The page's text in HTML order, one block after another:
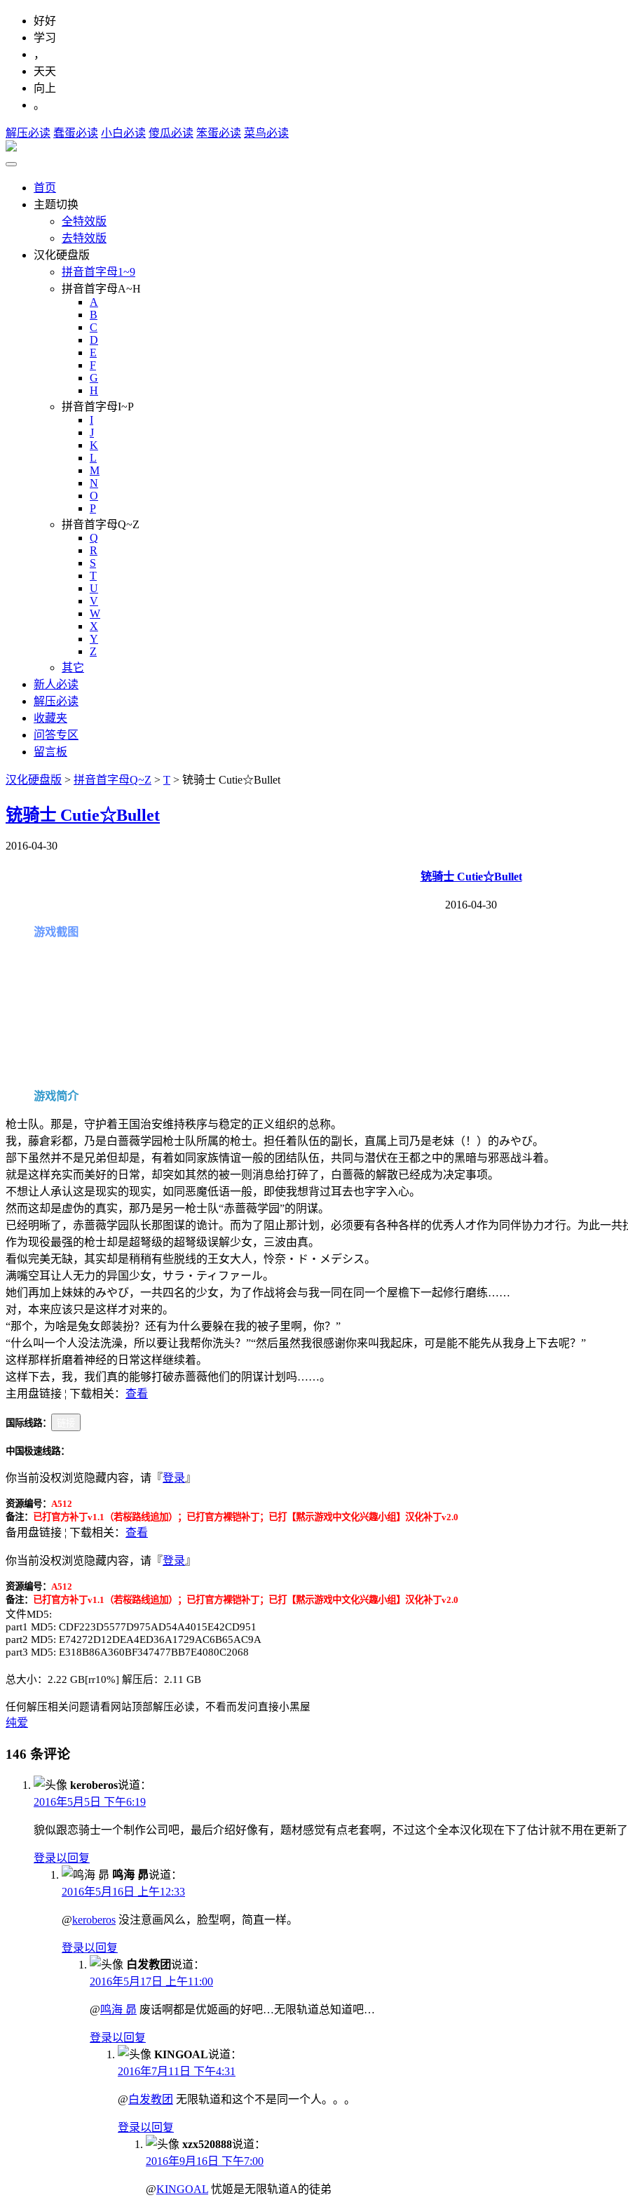
好好
学习
，
天天
向上
。
解压必读 蠢蛋必读 小白必读 傻瓜必读 笨蛋必读 菜鸟必读
首页
主题切换
全特效版
去特效版
汉化硬盘版
拼音首字母1~9
拼音首字母A~H
A
B
C
D
E
F
G
H
拼音首字母I~P
I
J
K
L
M
N
O
P
拼音首字母Q~Z
Q
R
S
T
U
V
W
X
Y
Z
其它
新人必读
解压必读
收藏夹
问答专区
留言板
汉化硬盘版 > 拼音首字母Q~Z > T > 铳骑士 Cutie☆Bullet
铳骑士 Cutie☆Bullet
2016-04-30
铳骑士 Cutie☆Bullet
2016-04-30
游戏截图
游戏简介
枪士队。那是，守护着王国治安维持秩序与稳定的正义组织的总称。
我，藤倉彩都，乃是白蔷薇学园枪士队所属的枪士。担任着队伍的副长，直属上司乃是老妹（！）的みやび。
部下虽然并不是兄弟但却是，有着如同家族情谊一般的团结队伍，共同与潜伏在王都之中的黑暗与邪恶战斗着。
就是这样充实而美好的日常，却突如其然的被一则消息给打碎了，白蔷薇的解散已经成为决定事项。
不想让人承认这是现实的现实，如同恶魔低语一般，即使我想背过耳去也字字入心。
然而这却是虚伪的真实，那乃是另一枪士队“赤蔷薇学园”的阴谋。
已经明晰了，赤蔷薇学园队长那图谋的诡计。而为了阻止那计划，必须要有各种各样的优秀人才作为同伴协力才行。为此一共
作为现役最强的枪士却是超弩级的超弩级误解少女，三波由真。
看似完美无缺，其实却是稍稍有些脱线的王女大人，怜奈・ド・メデシス。
满嘴空耳让人无力的异国少女，サラ・ティファール。
她们再加上妹妹的みやび，一共四名的少女，为了作战将会与我一同在同一个屋檐下一起修行磨练……
对，本来应该只是这样才对来的。
“那个，为啥是兔女郎装扮？还有为什么要躲在我的被子里啊，你？”
“什么叫一个人没法洗澡，所以要让我帮你洗头？”“然后虽然我很感谢你来叫我起床，可是能不能先从我身上下去呢？”
这样那样折磨着神经的日常这样继续着。
这样下去，我，我们真的能够打破赤蔷薇他们的阴谋计划吗……。
主用盘链接 ¦ 下载相关： 查看
国际线路：
中国极速线路：
你当前没权浏览隐藏内容，请『登录 』
资源编号： A512
备注：
已打官方补丁v1.1（若桜路线追加）；已打官方裸铠补丁；已打【黙示游戏中文化兴趣小组】汉化补丁v2.0
备用盘链接 ¦ 下载相关： 查看
你当前没权浏览隐藏内容，请『登录 』
资源编号： A512
备注：
已打官方补丁v1.1（若桜路线追加）；已打官方裸铠补丁；已打【黙示游戏中文化兴趣小组】汉化补丁v2.0
文件MD5:
part1 MD5: CDF223D5577D975AD54A4015E42CD951
part2 MD5: E74272D12DEA4ED36A1729AC6B65AC9A
part3 MD5: E318B86A360BF347477BB7E4080C2068
总大小：2.22 GB[rr10%] 解压后：2.11 GB
任何解压相关问题请看网站顶部解压必读，不看而发问直接小黑屋
纯爱
146 条评论
keroberos说道：
2016年5月5日 下午6:19
貌似跟恋骑士一个制作公司吧，最后介绍好像有，题材感觉有点老套啊，不过这个全本汉化现在下了估计就不用在更新
登录以回复
鸣海 昴说道：
2016年5月16日 上午12:33
@keroberos 没注意画风么，脸型啊，简直一样。
登录以回复
白发教团说道：
2016年5月17日 上午11:00
@鸣海 昴 废话啊都是优姬画的好吧…无限轨道总知道吧…
登录以回复
KINGOAL说道：
2016年7月11日 下午4:31
@白发教团 无限轨道和这个不是同一个人。。。
登录以回复
xzx520888说道：
2016年9月16日 下午7:00
@KINGOAL 忧姬是无限轨道A的徒弟